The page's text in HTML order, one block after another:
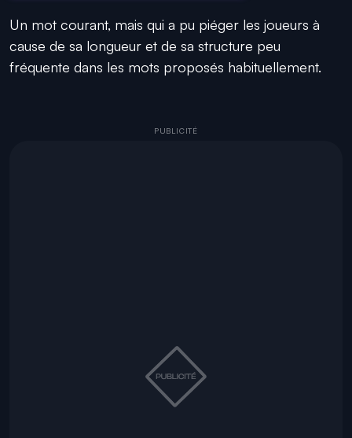
Un mot courant, mais qui a pu piéger les joueurs à
cause de sa longueur et de sa structure peu
fréquente dans les mots proposés habituellement.